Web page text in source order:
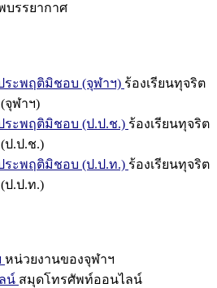
บรรยากาศ
ระพฤติมิชอบ (จุฬาฯ) ร้องเรียนทุจริต
จุฬาฯ)
ระพฤติมิชอบ (ป.ป.ช.) ร้องเรียนทุจริต
ป.ป.ช.)
ระพฤติมิชอบ (ป.ป.ท.) ร้องเรียนทุจริต
ป.ป.ท.)
หน่วยงานของจุฬาฯ
น์ สมุดโทรศัพท์ออนไลน์